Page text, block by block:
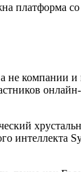
платформа
не компании и
онлайн-
интеллекта